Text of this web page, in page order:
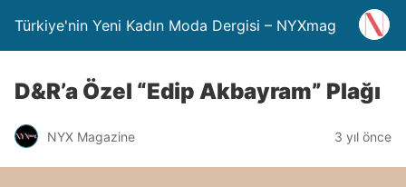
Türkiye'nin Yeni Kadın Moda Dergisi – NYXmag
D&R’a Özel “Edip Akbayram” Plağı
NYX Magazine 3 yıl önce